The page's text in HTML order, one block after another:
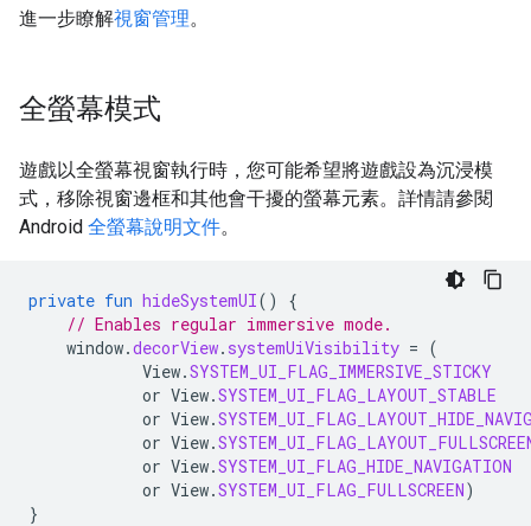
進一步瞭解視窗管理。
全螢幕模式
遊戲以全螢幕視窗執行時，您可能希望將遊戲設為沉浸模
式，移除視窗邊框和其他會干擾的螢幕元素。詳情請參閱
Android 全螢幕說明文件。
private fun hideSystemUI()
{
// Enables regular immersive mode.
window.decorView. systemUiVisibility = (
View.SYSTEM_UI_FLAG_IMMERSIVE_STICKY
or View.SYSTEM_UI_FLAG_LAYOUT_STABLE
or View.
or View.
or View.SYSTEM_UI_FLAG_HIDE_NAVIGATION
or View.SYSTEM_UI_FLAG_FULLSCREEN)
}